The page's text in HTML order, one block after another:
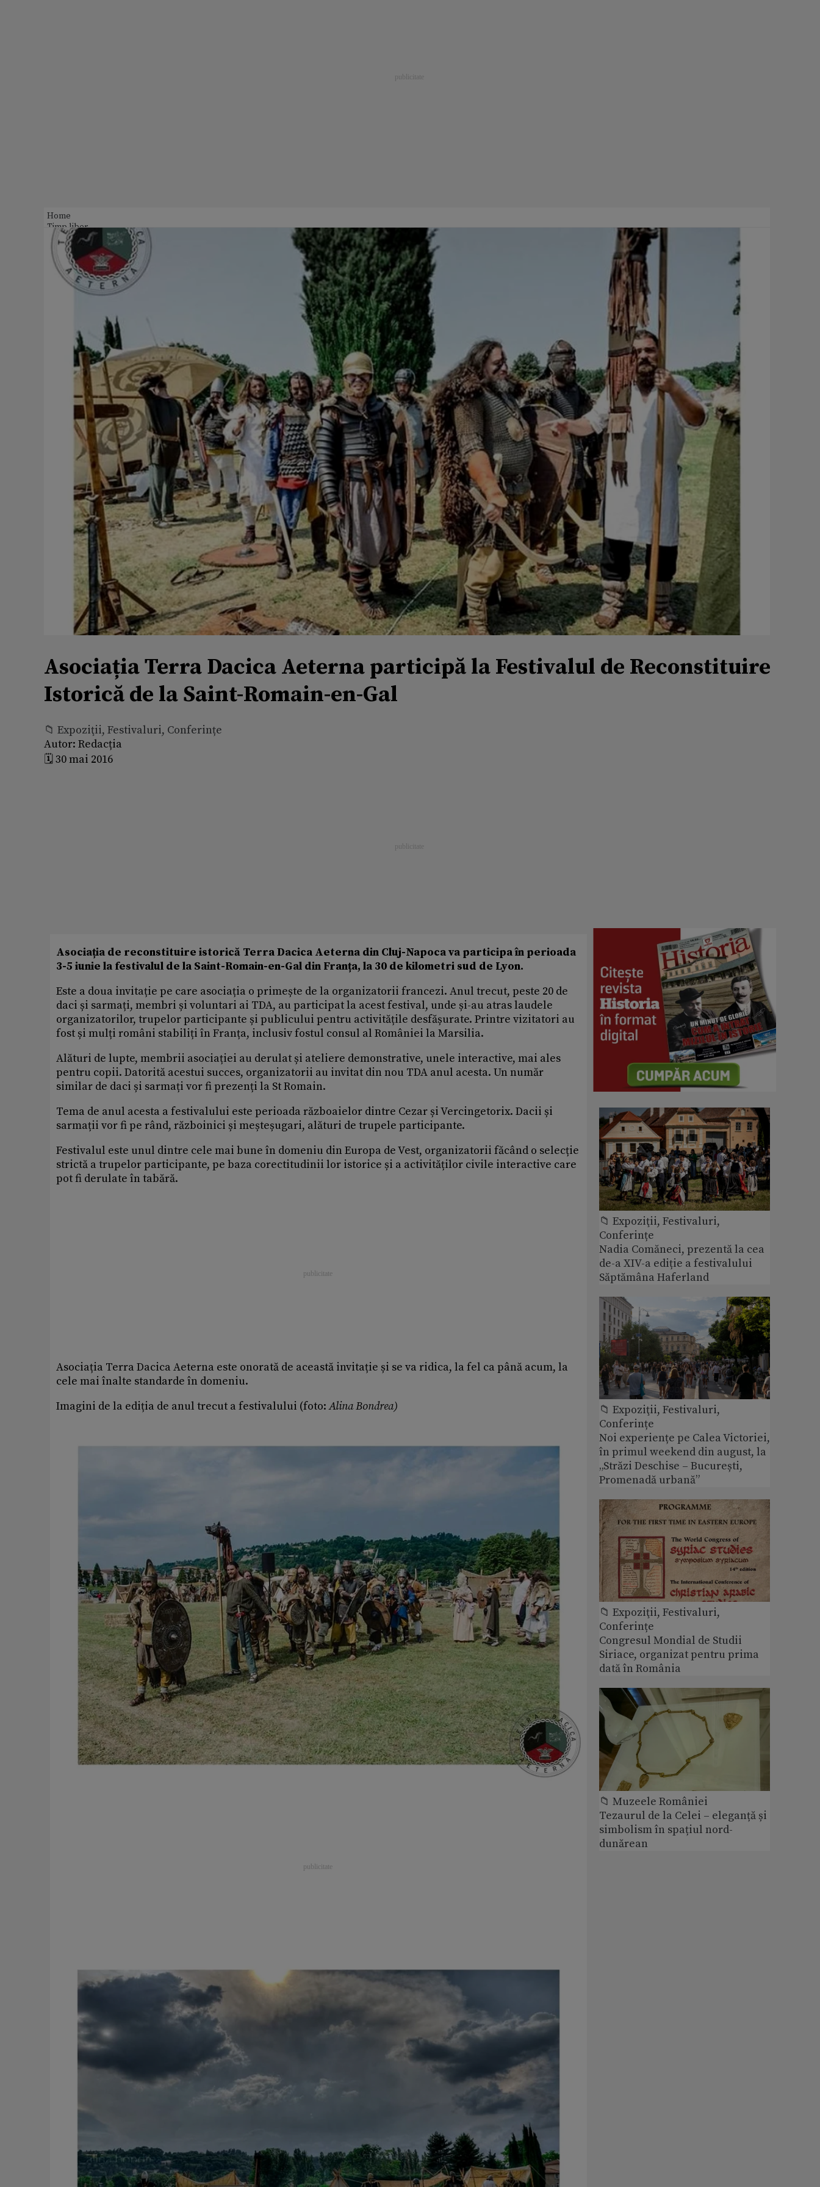
Home
Timp liber
Asociația Terra Dacica Aeterna participă la Festivalul de Reconstituire
Istorică de la Saint-Romain-en-Gal
📁 Expoziţii, Festivaluri, Conferințe
Autor: Redacția
🗓️ 30 mai 2016
Asociația de reconstituire istorică Terra Dacica Aeterna din Cluj-Napoca va participa în perioada
3-5 iunie la festivalul de la Saint-Romain-en-Gal din Franța, la 30 de kilometri sud de Lyon.
Este a doua invitație pe care asociația o primește de la organizatorii francezi. Anul trecut, peste 20 de
daci și sarmați, membri și voluntari ai TDA, au participat la acest festival, unde și-au atras laudele
organizatorilor, trupelor participante și publicului pentru activitățile desfășurate. Printre vizitatori au
fost și mulți români stabiliți în Franța, inclusiv fostul consul al României la Marsilia.
Alături de lupte, membrii asociației au derulat și ateliere demonstrative, unele interactive, mai ales
pentru copii. Datorită acestui succes, organizatorii au invitat din nou TDA anul acesta. Un număr
similar de daci și sarmați vor fi prezenți la St Romain.
Tema de anul acesta a festivalului este perioada războaielor dintre Cezar și Vercingetorix. Dacii și
sarmații vor fi pe rând, războinici și meșteșugari, alături de trupele participante.
Festivalul este unul dintre cele mai bune în domeniu din Europa de Vest, organizatorii făcând o selecție
strictă a trupelor participante, pe baza corectitudinii lor istorice și a activităților civile interactive care
pot fi derulate în tabără.
Asociația Terra Dacica Aeterna este onorată de această invitație și se va ridica, la fel ca până acum, la
cele mai înalte standarde în domeniu.
Imagini de la ediția de anul trecut a festivalului (foto:Alina Bondrea)
📁 Expoziţii, Festivaluri,
Conferințe
Nadia Comăneci, prezentă la cea
de-a XIV-a ediție a festivalului
Săptămâna Haferland
📁 Expoziţii, Festivaluri,
Conferințe
Noi experiențe pe Calea Victoriei,
în primul weekend din august, la
„Străzi Deschise – București,
Promenadă urbană”
📁 Expoziţii, Festivaluri,
Conferințe
Congresul Mondial de Studii
Siriace, organizat pentru prima
dată în România
📁 Muzeele României
Tezaurul de la Celei – eleganță și
simbolism în spațiul nord-
dunărean